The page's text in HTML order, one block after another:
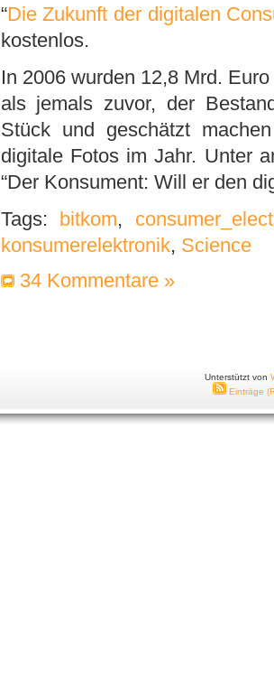
“Die Zukunft der digitalen
kostenlos.
In 2006 wurden 12,8 Mrd.
als jemals zuvor, der
Stück und geschätzt
digitale Fotos im Jahr. Unter
“Der Konsument: Will er den
Tags: bitkom,
konsumerelektronik, Science
34 Kommentare »
Unterstützt von
Einträge